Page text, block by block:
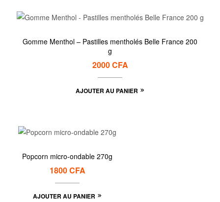
Gomme Menthol – Pastilles mentholés Belle France 200
g
2000CFA
AJOUTER AU PANIER
Popcorn micro-ondable 270g
1800CFA
AJOUTER AU PANIER